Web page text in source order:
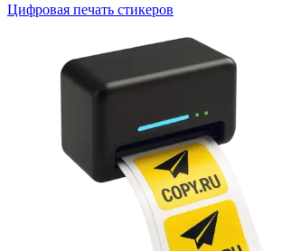
Цифровая печать стикеров